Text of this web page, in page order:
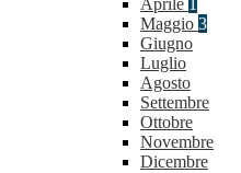
Aprile 1
Maggio 3
Giugno
Luglio
Agosto
Settembre
Ottobre
Novembre
Dicembre